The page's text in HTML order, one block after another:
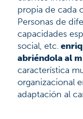
propia de cada
Personas de
capacidades
social, etc.
abriéndola al
característica
organizacional
adaptación al